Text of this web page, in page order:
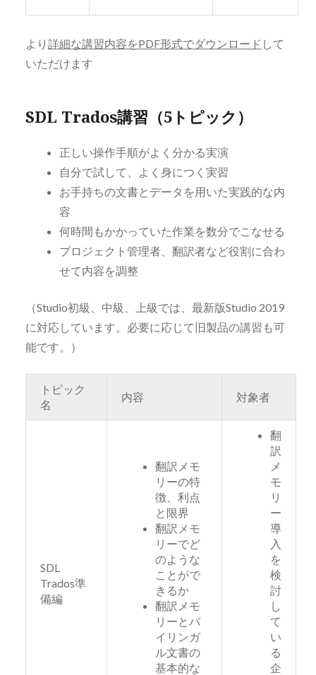
より 詳細な講習内容をPDF形式でダウンロード して
いただけます
SDL Trados講習（5トピック）
正しい操作手順がよく分かる実演
自分で試して、よく身につく実習
お手持ちの文書とデータを用いた実践的な内
容
何時間もかかっていた作業を数分でこなせる
プロジェクト管理者、翻訳者など役割に合わ
せて内容を調整
（Studio初級、中級、上級では、最新版Studio 2019
に対応しています。必要に応じて旧製品の講習も可
能です。）
トピック
名
内容 対象者
SDL
Trados準
備編
翻訳メモ
リーの特
徴、利点
と限界
翻訳メモ
リーでど
のような
ことがで
きるか
翻訳メモ
リーとバ
イリンガ
ル文書の
基本的な
翻
訳
メ
モ
リ
ー
導
入
を
検
討
し
て
い
る
企